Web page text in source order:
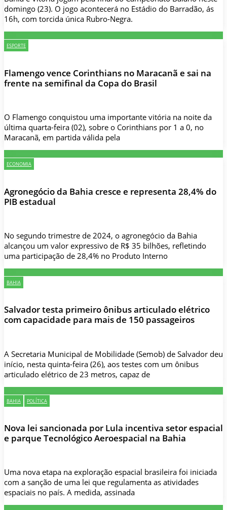
domingo (23). O jogo acontecerá no Estádio do Barradão, ás
16h, com torcida única Rubro-Negra.
ESPORTE
Flamengo vence Corinthians no Maracanã e sai na
frente na semifinal da Copa do Brasil
O Flamengo conquistou uma importante vitória na noite da
última quarta-feira (02), sobre o Corinthians por 1 a 0, no
Maracanã, em partida válida pela
ECONOMIA
Agronegócio da Bahia cresce e representa 28,4% do
PIB estadual
No segundo trimestre de 2024, o agronegócio da Bahia
alcançou um valor expressivo de R$ 35 bilhões, refletindo
uma participação de 28,4% no Produto Interno
BAHIA
Salvador testa primeiro ônibus articulado elétrico
com capacidade para mais de 150 passageiros
A Secretaria Municipal de Mobilidade (Semob) de Salvador deu
início, nesta quinta-feira (26), aos testes com um ônibus
articulado elétrico de 23 metros, capaz de
BAHIA POLÍTICA
Nova lei sancionada por Lula incentiva setor espacial
e parque Tecnológico Aeroespacial na Bahia
Uma nova etapa na exploração espacial brasileira foi iniciada
com a sanção de uma lei que regulamenta as atividades
espaciais no país. A medida, assinada